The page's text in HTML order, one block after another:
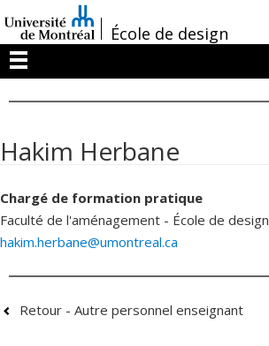
au
contenu
/École de design
Menu
Hakim Herbane
Chargé de formation pratique
Faculté de l'aménagement - École de design
hakim.herbane@umontreal.ca
Retour - Autre personnel enseignant